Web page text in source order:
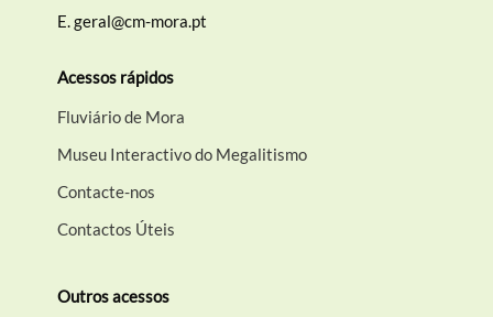
E.geral@cm-mora.pt
Acessos rápidos
Fluviário de Mora
Museu Interactivo do Megalitismo
Contacte-nos
Contactos Úteis
Outros acessos